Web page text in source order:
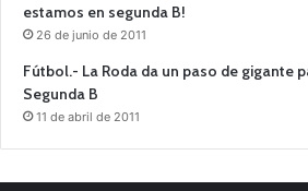
estamos en segunda B!
26 de junio de 2011
Fútbol.- La Roda da un paso de gigante
Segunda B
11 de abril de 2011